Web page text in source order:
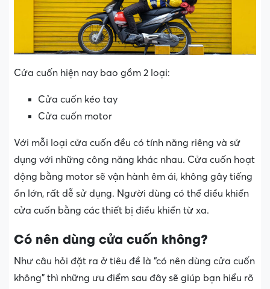
Cửa cuốn hiện nay bao gồm 2 loại:
Cửa cuốn kéo tay
Cửa cuốn motor
Với mỗi loại cửa cuốn đều có tính năng riêng và sử
dụng với những công năng khác nhau. Cửa cuốn hoạt
động bằng motor sẽ vận hành êm ái, không gây tiếng
ồn lớn, rất dễ sử dụng. Người dùng có thể điều khiển
cửa cuốn bằng các thiết bị điều khiển từ xa.
Có nên dùng cửa cuốn không?
Như câu hỏi đặt ra ở tiêu đề là “có nên dùng cửa cuốn
không” thì những ưu điểm sau đây sẽ giúp bạn hiểu rõ